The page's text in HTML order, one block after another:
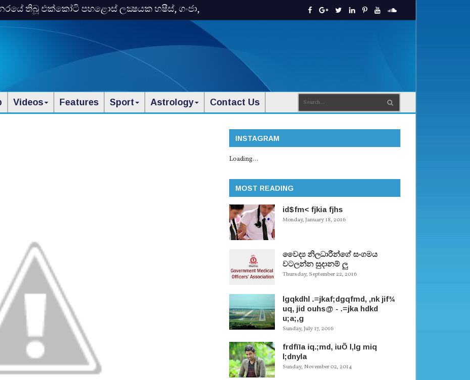
තිබූ එක්‌කෝටි පහළොස්‌ ලක්‍ෂයක හෂීස්‌, ගංජා,
Videos Features Sport Astrology Contact Us
INSTAGRAM
Loading...
MOST READING
id$fm< fjkia fjhs
Monday, January 18, 2016
වෛද්‍ය නිලධාරීන්ගේ සංගමය
වටලන්න සුදානම් ලු
Thursday, September 22, 2016
lgqkdhl .=jkaf;dgqfmd, ,nk jif¾
uq, jid ouhs@ - .=jka hdkd
u;a;,g
Sunday, July 17, 2016
frdfïIa iq.;md, iuÕ l,lg miq
l;dnyla
Sunday, November 02, 2014